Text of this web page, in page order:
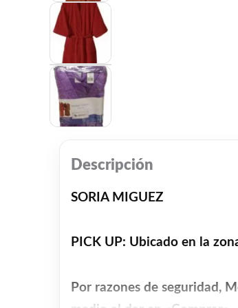
Descripción
SORIA MIGUEZ
PICK UP: Ubicado en la
Por razones de seguridad,